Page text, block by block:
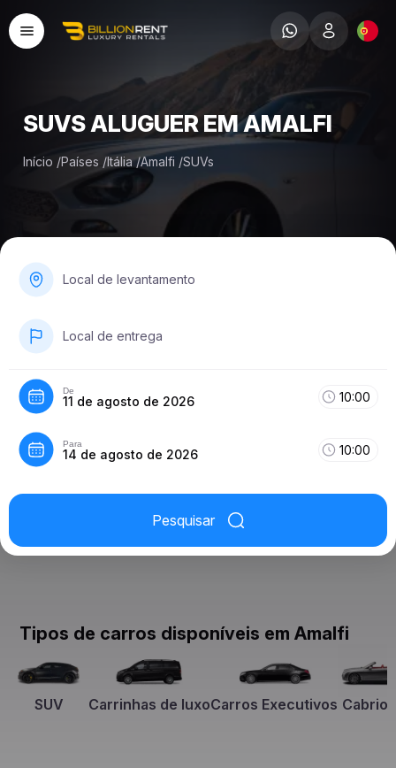
SUVS ALUGUER EM AMALFI
Início /Países /Itália /Amalfi /SUVs
Local de levantamento
Local de entrega
De
11 de agosto de 2026 10:00
Para
14 de agosto de 2026 10:00
Pesquisar
Tipos de carros disponíveis em Amalfi
SUV Carrinhas de luxoCarros Executivos